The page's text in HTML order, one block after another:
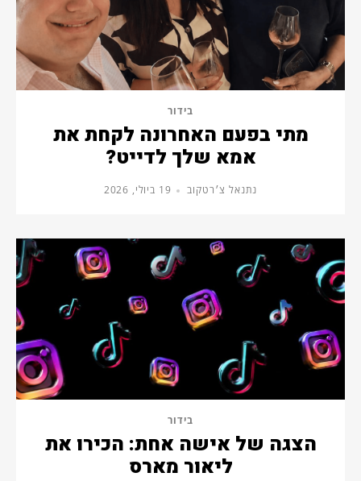
בידור
מתי בפעם האחרונה לקחת את
אמא שלך לדייט?
נתנאל צ׳רטקוב 19 ביולי, 2026
בידור
הצגה של אישה אחת: הכירו את
ליאור מארס